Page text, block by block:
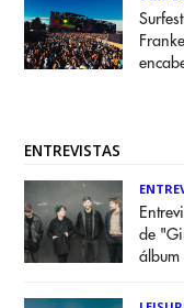
ENTREVISTAS
de
álbum